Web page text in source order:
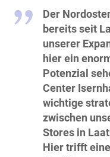
Der
bereits seit
unserer
hier ein
Potenzial
Center
wichtige
zwischen
Stores in
Hier trifft